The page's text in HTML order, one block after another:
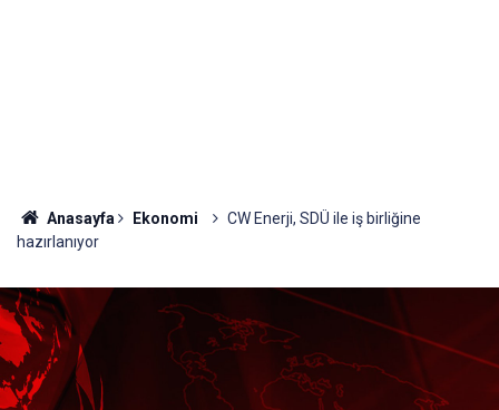
Anasayfa Ekonomi
CW Enerji, SDÜ ile iş birliğine
hazırlanıyor